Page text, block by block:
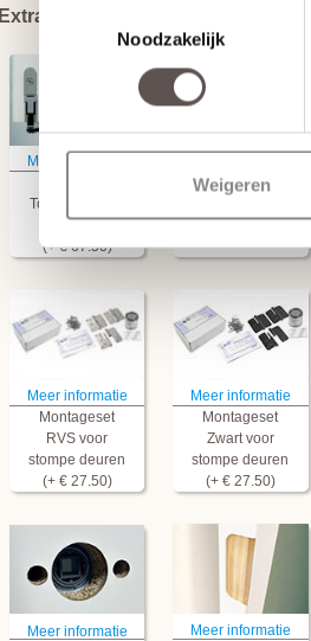
Toestemmingsselectie
Noodzakelijk
Weigeren
Extra bewerkingen toevoegen
Meer informatie
Tochtvaldorpel
(+ € 67.50)
Stompe deur
Meer informatie
Montageset
RVS voor
stompe deuren
(+ € 27.50)
Meer informatie
Montageset
Zwart voor
stompe deuren
(+ € 27.50)
Meer informatie
Meer informatie